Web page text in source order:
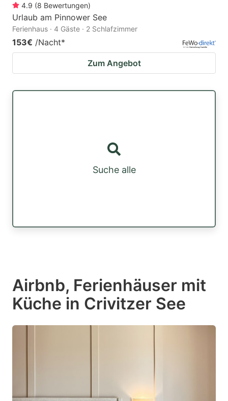
4.9 (8 Bewertungen)
Urlaub am Pinnower See
Ferienhaus · 4 Gäste · 2 Schlafzimmer
153€ /Nacht*
Zum Angebot
Suche alle
Airbnb, Ferienhäuser mit
Küche in Crivitzer See